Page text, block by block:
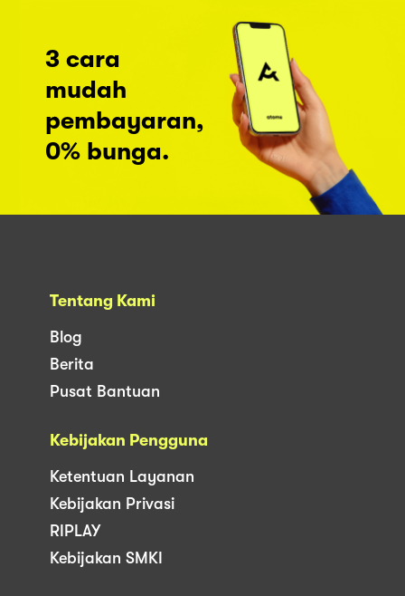
3 cara
mudah
pembayaran,
0% bunga.
Tentang Kami
Blog
Berita
Pusat Bantuan
Kebijakan Pengguna
Ketentuan Layanan
Kebijakan Privasi
RIPLAY
Kebijakan SMKI